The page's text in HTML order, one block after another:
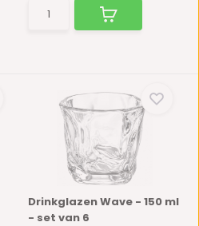
Drinkglazen Wave - 150 ml
- set van 6